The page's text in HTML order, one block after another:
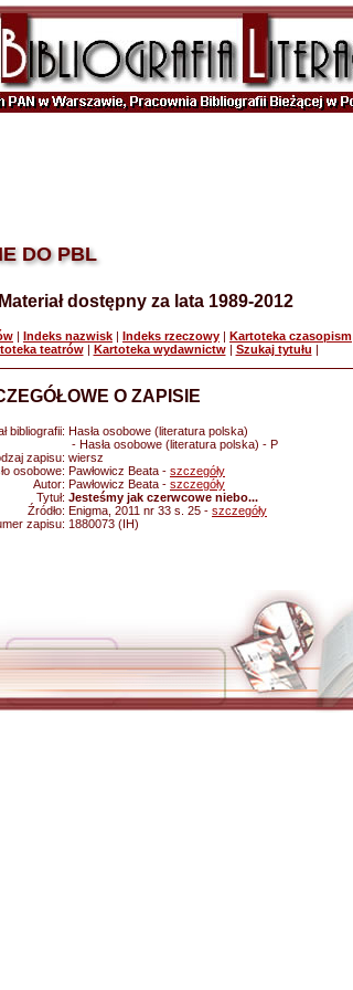
DO PBL
Materiał dostępny za lata 1989-2012
| Indeks nazwisk | Indeks rzeczowy | Kartoteka czasopism
teatrów| Kartoteka wydawnictw| Szukaj tytułu |
O ZAPISIE
bibliografii: Hasła osobowe (literatura polska)
- Hasła osobowe (literatura polska) - P
zapisu: wiersz
osobowe: Pawłowicz Beata - szczegóły
Autor: Pawłowicz Beata - szczegóły
Tytuł: Jesteśmy jak czerwcowe niebo...
Źródło: Enigma, 2011 nr 33 s. 25 - szczegóły
zapisu: 1880073 (IH)